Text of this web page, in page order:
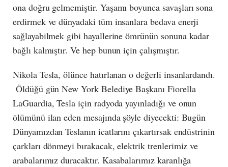
ona doğru gelmemiştir. Yaşamı boyunca savaşları sona
erdirmek ve dünyadaki tüm insanlara bedava enerji
sağlayabilmek gibi hayallerine ömrünün sonuna kadar
bağlı kalmıştır. Ve hep bunun için çalışmıştır.
Nikola Tesla, ölünce hatırlanan o değerli insanlardandı.
Öldüğü gün New York Belediye Başkanı Fiorella
LaGuardia, Tesla için radyoda yayınladığı ve onun
ölümünü ilan eden mesajında şöyle diyecekti: Bugün
Dünyamızdan Teslanın icatlarını çıkartırsak endüstrinin
çarkları dönmeyi bırakacak, elektrik trenlerimiz ve
arabalarımız duracaktır. Kasabalarımız karanlığa